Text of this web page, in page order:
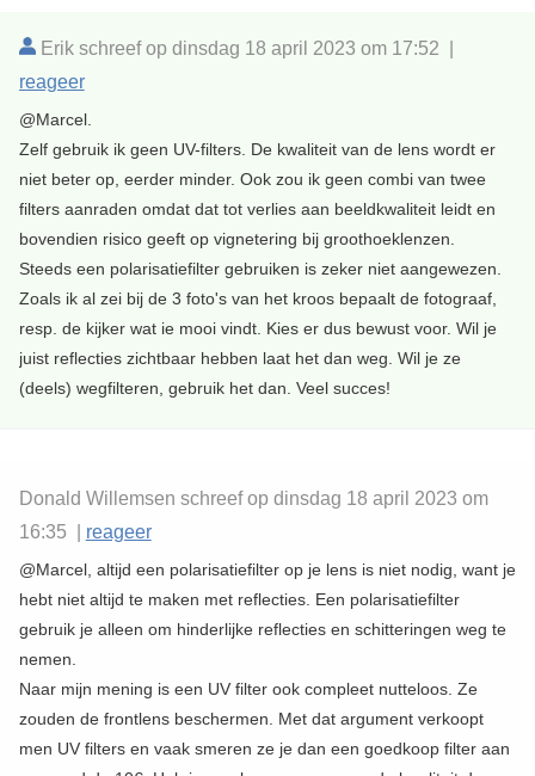
Erik schreef op dinsdag 18 april 2023 om 17:52 |
reageer
@Marcel.
Zelf gebruik ik geen UV-filters. De kwaliteit van de lens wordt er
niet beter op, eerder minder. Ook zou ik geen combi van twee
filters aanraden omdat dat tot verlies aan beeldkwaliteit leidt en
bovendien risico geeft op vignetering bij groothoeklenzen.
Steeds een polarisatiefilter gebruiken is zeker niet aangewezen.
Zoals ik al zei bij de 3 foto's van het kroos bepaalt de fotograaf,
resp. de kijker wat ie mooi vindt. Kies er dus bewust voor. Wil je
juist reflecties zichtbaar hebben laat het dan weg. Wil je ze
(deels) wegfilteren, gebruik het dan. Veel succes!
Donald Willemsen schreef op dinsdag 18 april 2023 om
16:35 | reageer
@Marcel, altijd een polarisatiefilter op je lens is niet nodig, want je
hebt niet altijd te maken met reflecties. Een polarisatiefilter
gebruik je alleen om hinderlijke reflecties en schitteringen weg te
nemen.
Naar mijn mening is een UV filter ook compleet nutteloos. Ze
zouden de frontlens beschermen. Met dat argument verkoopt
men UV filters en vaak smeren ze je dan een goedkoop filter aan